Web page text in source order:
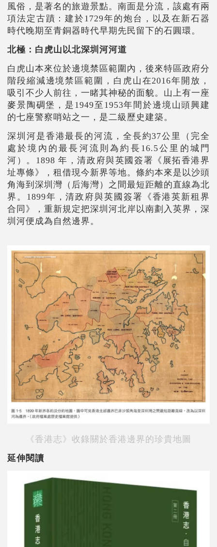
風俗，是著名的旅遊景點。南面是分流，該處有兩
項法定古蹟：建於1729年的炮台，以及在新石器
時代晚期至青銅器時代早期先民留下的石圓環。
北極：白虎山以北深圳河河道
白虎山本來位於邊境禁區範圍內，後來特區政府分
階段縮減邊境禁區範圍，白虎山在2016年開放，
吸引不少人前往，一睹其神秘的面貌。山上有一座
麥景陶碉堡，是1949至1953年間於邊境山頭興建
的七座警察哨站之一，是二級歷史建築。
深圳河是香港最長的河流，全長約37公里（完全
處於境內的最長河流則為約長16.5公里的城門
河）。1898 年，清政府與英國簽署《展拓香港界
址專條》，租借現今新界等地。條約本來是以沙頭
角海到深圳灣（后海灣）之間最短距離的直線為北
界。1899年，清政府與英國簽署《香港英新租界
合同》，重新規定把深圳河北岸以南劃入英界，深
圳河便成為自然邊界。
《香港志》收錄關於香港邊界的珍貴地圖
延伸閱讀